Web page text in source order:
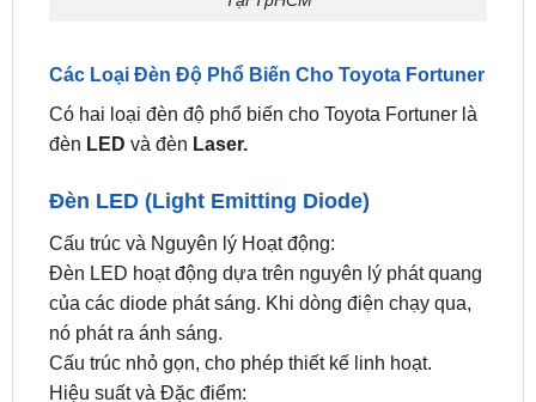
Các Loại Đèn Độ Phổ Biến Cho Toyota Fortuner
đèn LEDvà đènLaser.
Đèn LED (Light Emitting Diode)
Đèn LED hoạt động dựa trên nguyên lý phát quang
của các diode phát sáng. Khi dòng điện chạy qua,
nó phát ra ánh sáng.
Cấu trúc nhỏ gọn, cho phép thiết kế linh hoạt.
Hiệu suất và Đặc điểm:
Tiêu thụ năng lượng thấp, hiệu quả năng lượng
cao.